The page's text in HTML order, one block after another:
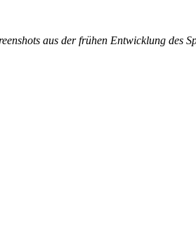
aus der frühen Entwicklung des